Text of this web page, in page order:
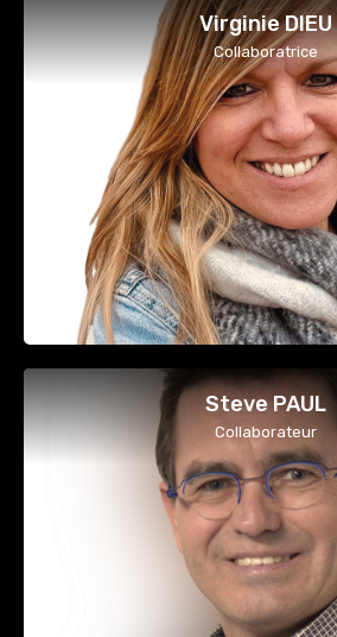
Virginie DIEU
Collaboratrice
Steve PAUL
Collaborateur